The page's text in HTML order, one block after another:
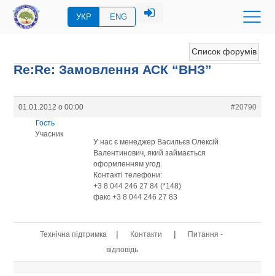
УКР ENG
Список форумів
Re:Re: Замовлення АСК “ВНЗ”
01.01.2012 о 00:00
#20790
Гость
Учасник
У нас є менеджер Васильєв Олексій
Валентинович, який займається
оформленням угод.
Контакті телефони:
+3 8 044 246 27 84 (*148)
факс +3 8 044 246 27 83
Технічна підтримка | Контакти |
Питання -
відповідь